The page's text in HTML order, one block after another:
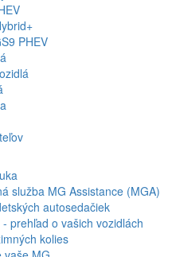
PHEV
služba MG Assistance (MGA)
autosedačiek
prehľad o vašich vozidlách
kolies